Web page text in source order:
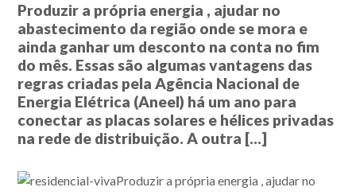
Produzir a própria energia , ajudar no
abastecimento da região onde se mora e
ainda ganhar um desconto na conta no fim
do mês. Essas são algumas vantagens das
regras criadas pela Agência Nacional de
Energia Elétrica (Aneel) há um ano para
conectar as placas solares e hélices privadas
na rede de distribuição. A outra […]
Produzir a própria energia , ajudar no